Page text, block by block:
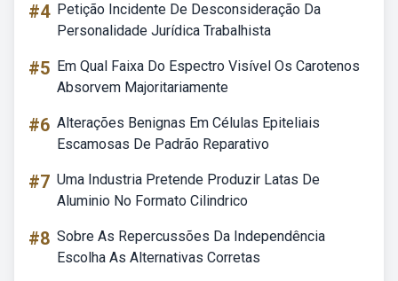
#4 Petição Incidente De Desconsideração Da
Personalidade Jurídica Trabalhista
#5 Em Qual Faixa Do Espectro Visível Os Carotenos
Absorvem Majoritariamente
#6 Alterações Benignas Em Células Epiteliais
Escamosas De Padrão Reparativo
#7 Uma Industria Pretende Produzir Latas De
Aluminio No Formato Cilindrico
#8 Sobre As Repercussões Da Independência
Escolha As Alternativas Corretas